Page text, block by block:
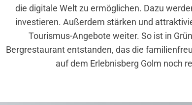
die digitale Welt zu ermöglichen. Dazu
investieren. Außerdem stärken und
Tourismus-Angebote weiter. So ist in
Bergrestaurant entstanden, das die
auf dem Erlebnisberg Golm noch